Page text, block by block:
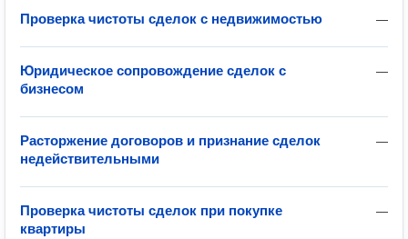
—
Проверка чистоты сделок с недвижимостью
—
Юридическое сопровождение сделок с
бизнесом
—
Расторжение договоров и признание сделок
недействительными
—
Проверка чистоты сделок при покупке
квартиры